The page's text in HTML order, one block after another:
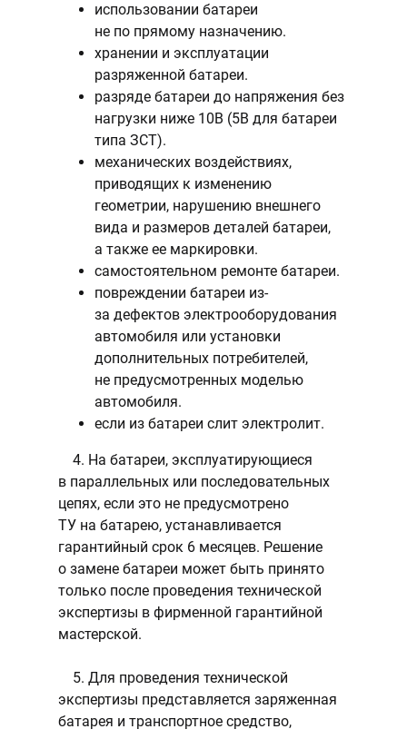
использовании батареи
не по прямому назначению.
хранении и эксплуатации
разряженной батареи.
разряде батареи до напряжения без
нагрузки ниже 10В (5В для батареи
типа ЗСТ).
механических воздействиях,
приводящих к изменению
геометрии, нарушению внешнего
вида и размеров деталей батареи,
а также ее маркировки.
самостоятельном ремонте батареи.
повреждении батареи из-
за дефектов электрооборудования
автомобиля или установки
дополнительных потребителей,
не предусмотренных моделью
автомобиля.
если из батареи слит электролит.
4. На батареи, эксплуатирующиеся
в параллельных или последовательных
цепях, если это не предусмотрено
ТУ на батарею, устанавливается
гарантийный срок 6 месяцев. Решение
о замене батареи может быть принято
только после проведения технической
экспертизы в фирменной гарантийной
мастерской.
5. Для проведения технической
экспертизы представляется заряженная
батарея и транспортное средство,